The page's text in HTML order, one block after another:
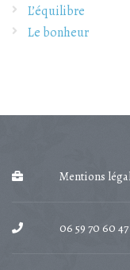
L’équilibre
Le bonheur
Mentions
06 59 70 60 47